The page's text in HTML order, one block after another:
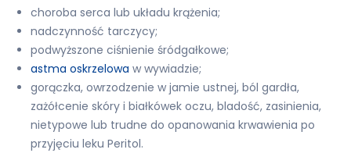
choroba serca lub układu krążenia;
nadczynność tarczycy;
podwyższone ciśnienie śródgałkowe;
astma oskrzelowa w wywiadzie;
gorączka, owrzodzenie w jamie ustnej, ból gardła,
zażółcenie skóry i białkówek oczu, bladość, zasinienia,
nietypowe lub trudne do opanowania krwawienia po
przyjęciu leku Peritol.